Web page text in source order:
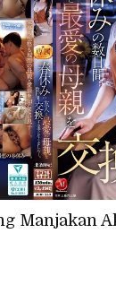
Manjakan